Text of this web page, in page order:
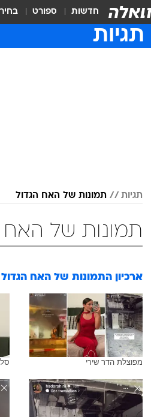
חדשות ספורט
תגיות
תגיות תמונות של האח הגדול
תמונות של האח
ארכיון התמונות של האח הגדול
מפוצלת הדר שירי